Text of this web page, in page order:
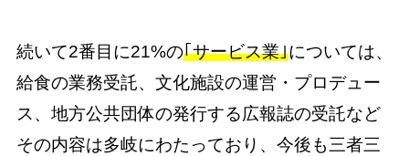
続いて2番目に21%の｢サービス業｣については、
給食の業務受託、文化施設の運営・プロデュー
ス、地方公共団体の発行する広報誌の受託など
その内容は多岐にわたっており、今後も三者三